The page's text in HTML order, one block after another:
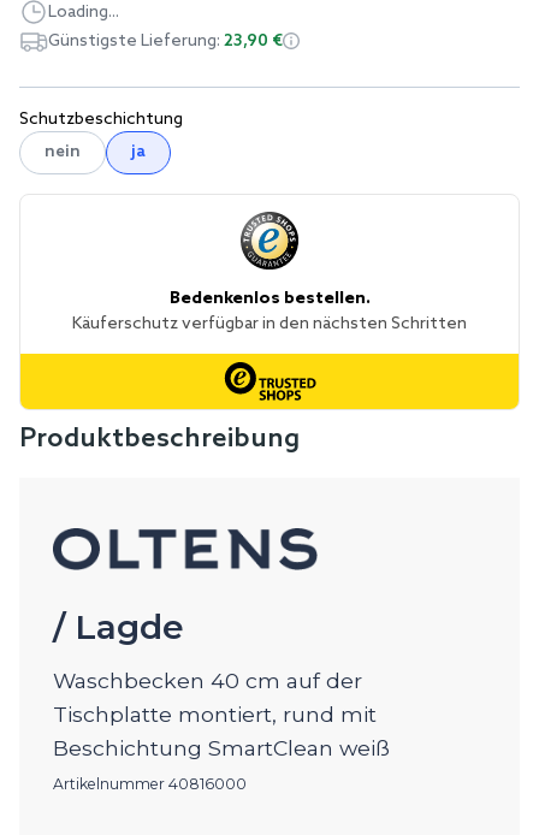
Schutzbeschichtung
nein
ja
Loading...
Günstigste Lieferung: 23,90 €
Produktbeschreibung
/ Lagde
Waschbecken 40 cm auf der
Tischplatte montiert, rund mit
Beschichtung SmartClean weiß
Artikelnummer 40816000